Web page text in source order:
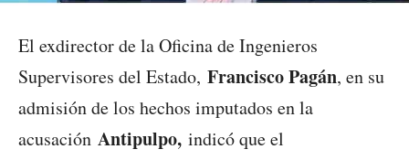
El exdirector de la Oficina de Ingenieros
Supervisores del Estado, Francisco Pagán, en su
admisión de los hechos imputados en la
acusación Antipulpo, indicó que el